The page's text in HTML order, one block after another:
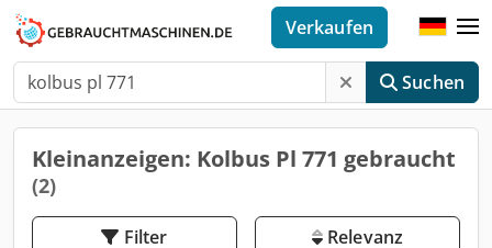
Suchen
Verkaufen
Kleinanzeigen: Kolbus Pl 771 gebraucht
(2)
Filter Relevanz